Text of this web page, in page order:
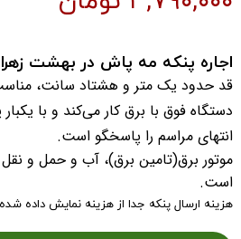
اجاره پنکه مه پاش در بهشت
قد حدود یک متر و هشتاد سانت،
دستگاه فوق با برق کار می‌کند و با
انتهای مراسم را پاسخگو است.
موتور برق(تامین برق)، آب و حمل و
است.
هزینه ارسال پنکه جدا از هزینه نمایش داده